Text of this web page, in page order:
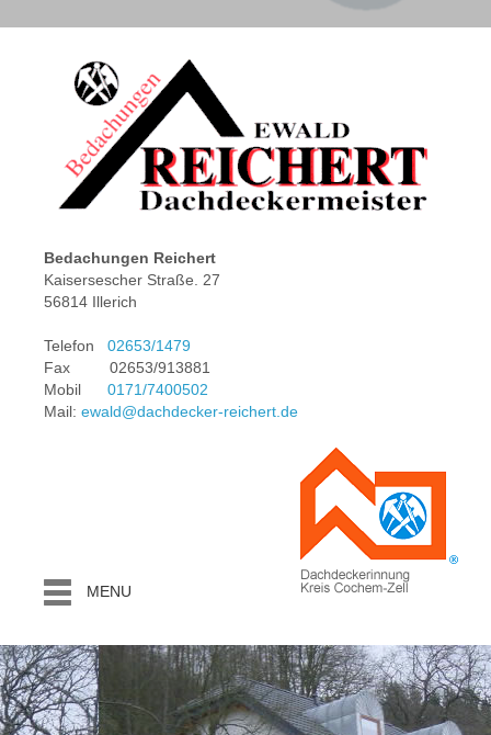
Bedachungen Reichert
Kaisersescher Straße. 27
56814 Illerich
Telefon 02653/1479
Fax 02653/913881
Mobil 0171/7400502
Mail: ewald@dachdecker-reichert.de
MENU